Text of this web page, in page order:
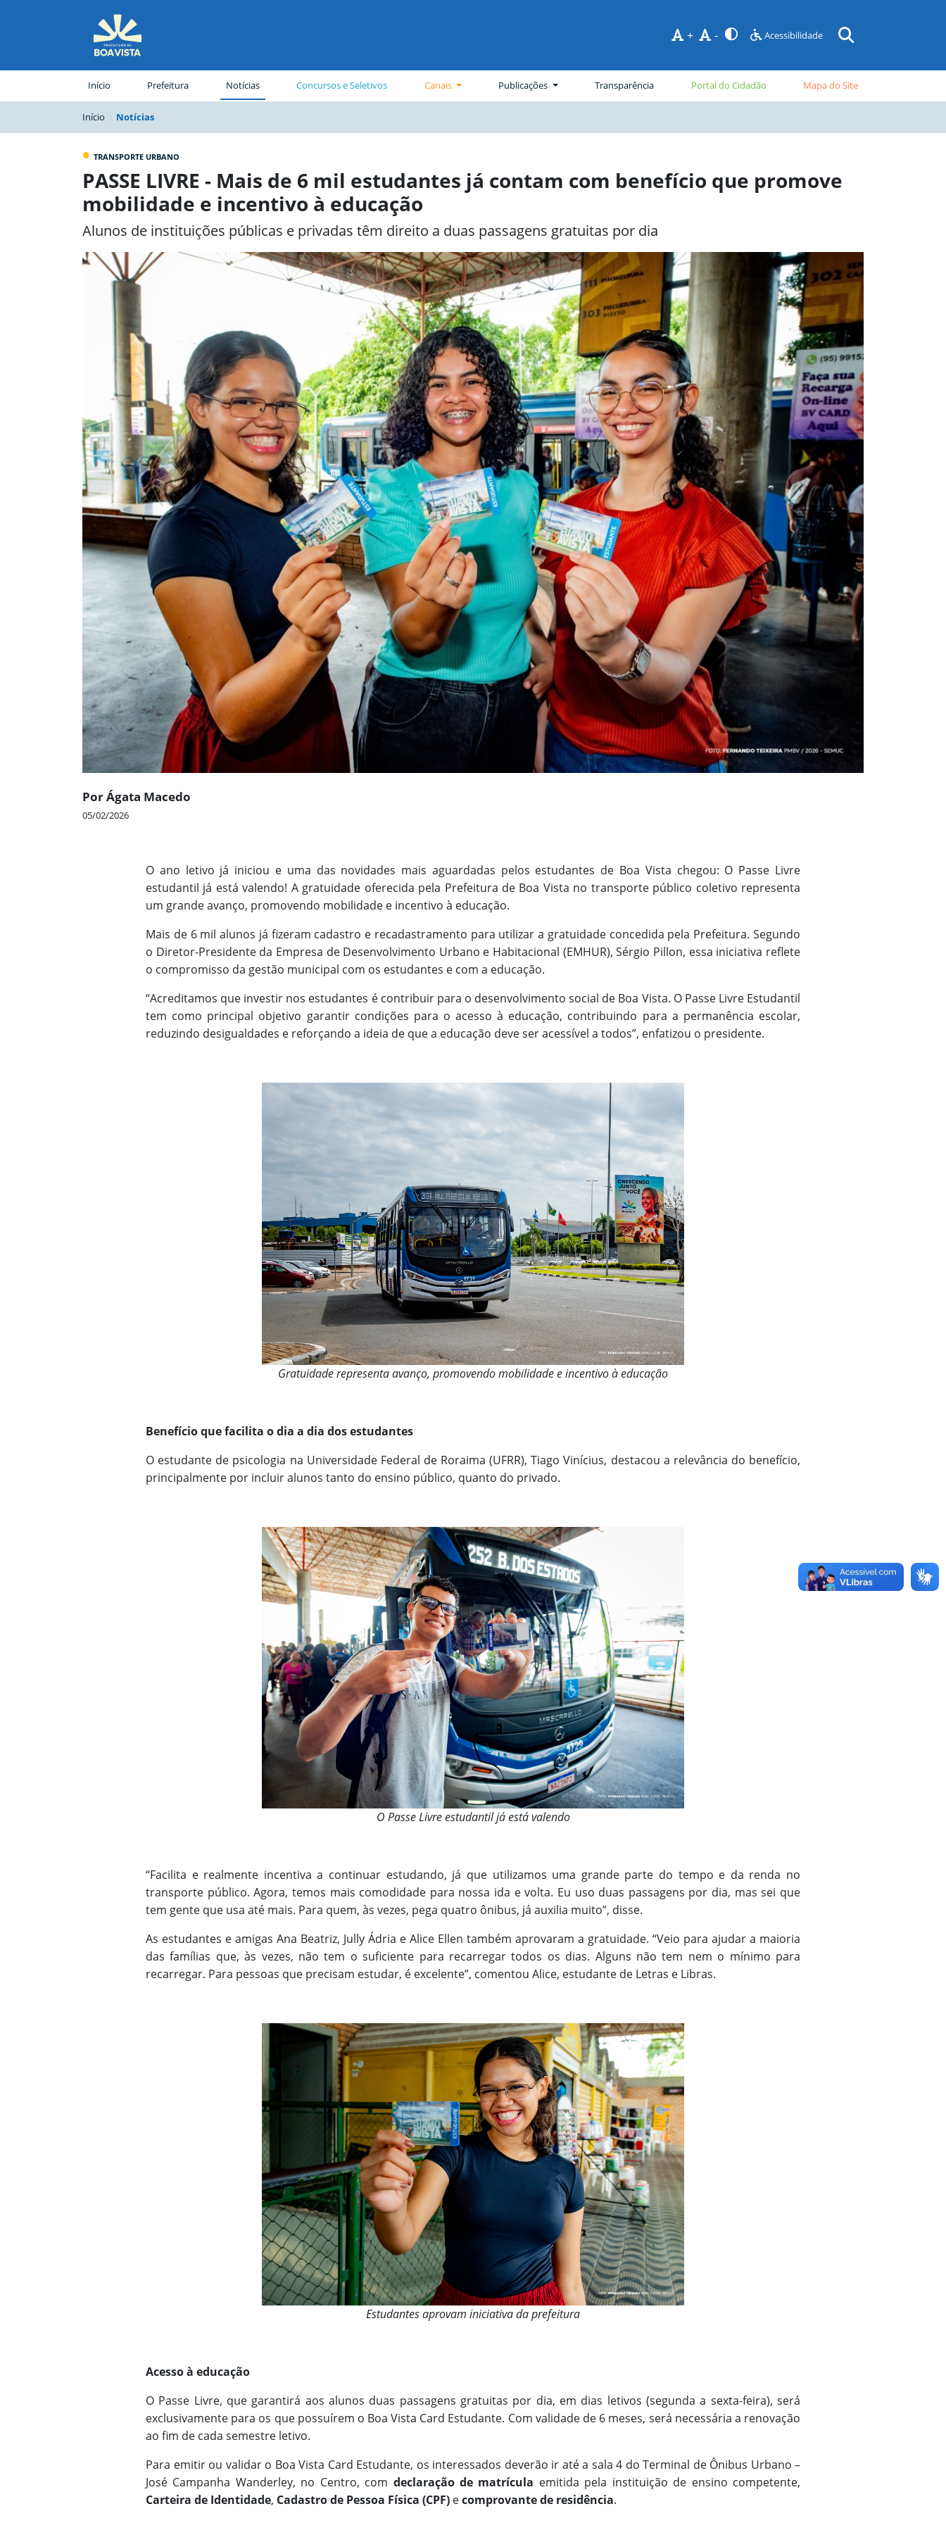
+ - Acessibilidade
Início Prefeitura(página atual)
Notícias Concursos e Seletivos Canais Publicações Transparência Portal do Cidadão Mapa do Site
Início Notícias
• TRANSPORTE URBANO
PASSE LIVRE - Mais de 6 mil estudantes já contam com benefício que promove
mobilidade e incentivo à educação
Alunos de instituições públicas e privadas têm direito a duas passagens gratuitas por dia
Por Ágata Macedo
05/02/2026
O ano letivo já iniciou e uma das novidades mais aguardadas pelos estudantes de Boa Vista chegou: O Passe Livre
estudantil já está valendo! A gratuidade oferecida pela Prefeitura de Boa Vista no transporte público coletivo representa
um grande avanço, promovendo mobilidade e incentivo à educação.
Mais de 6 mil alunos já fizeram cadastro e recadastramento para utilizar a gratuidade concedida pela Prefeitura. Segundo
o Diretor-Presidente da Empresa de Desenvolvimento Urbano e Habitacional (EMHUR), Sérgio Pillon, essa iniciativa reflete
o compromisso da gestão municipal com os estudantes e com a educação.
“Acreditamos que investir nos estudantes é contribuir para o desenvolvimento social de Boa Vista. O Passe Livre Estudantil
tem como principal objetivo garantir condições para o acesso à educação, contribuindo para a permanência escolar,
reduzindo desigualdades e reforçando a ideia de que a educação deve ser acessível a todos”, enfatizou o presidente.
Gratuidade representa avanço, promovendo mobilidade e incentivo à educação
Benefício que facilita o dia a dia dos estudantes
O estudante de psicologia na Universidade Federal de Roraima (UFRR), Tiago Vinícius, destacou a relevância do benefício,
principalmente por incluir alunos tanto do ensino público, quanto do privado.
O Passe Livre estudantil já está valendo
“Facilita e realmente incentiva a continuar estudando, já que utilizamos uma grande parte do tempo e da renda no
transporte público. Agora, temos mais comodidade para nossa ida e volta. Eu uso duas passagens por dia, mas sei que
tem gente que usa até mais. Para quem, às vezes, pega quatro ônibus, já auxilia muito”, disse.
As estudantes e amigas Ana Beatriz, Jully Ádria e Alice Ellen também aprovaram a gratuidade. “Veio para ajudar a maioria
das famílias que, às vezes, não tem o suficiente para recarregar todos os dias. Alguns não tem nem o mínimo para
recarregar. Para pessoas que precisam estudar, é excelente”, comentou Alice, estudante de Letras e Libras.
Estudantes aprovam iniciativa da prefeitura
Acesso à educação
O Passe Livre, que garantirá aos alunos duas passagens gratuitas por dia, em dias letivos (segunda a sexta-feira), será
exclusivamente para os que possuírem o Boa Vista Card Estudante. Com validade de 6 meses, será necessária a renovação
ao fim de cada semestre letivo.
Para emitir ou validar o Boa Vista Card Estudante, os interessados deverão ir até a sala 4 do Terminal de Ônibus Urbano –
José Campanha Wanderley, no Centro, com declaração de matrícula emitida pela instituição de ensino competente,
Carteira de Identidade, Cadastro de Pessoa Física (CPF) ecomprovante de residência.